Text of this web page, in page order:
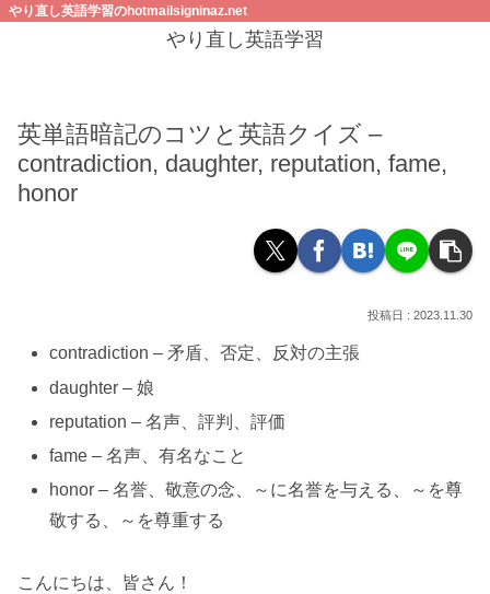
やり直し英語学習のhotmailsigninaz.net
やり直し英語学習
英単語暗記のコツと英語クイズ –
contradiction, daughter, reputation, fame,
honor
2023.11.30
contradiction – 矛盾、否定、反対の主張
daughter – 娘
reputation – 名声、評判、評価
fame – 名声、有名なこと
honor – 名誉、敬意の念、～に名誉を与える、～を尊
敬する、～を尊重する
こんにちは、皆さん！